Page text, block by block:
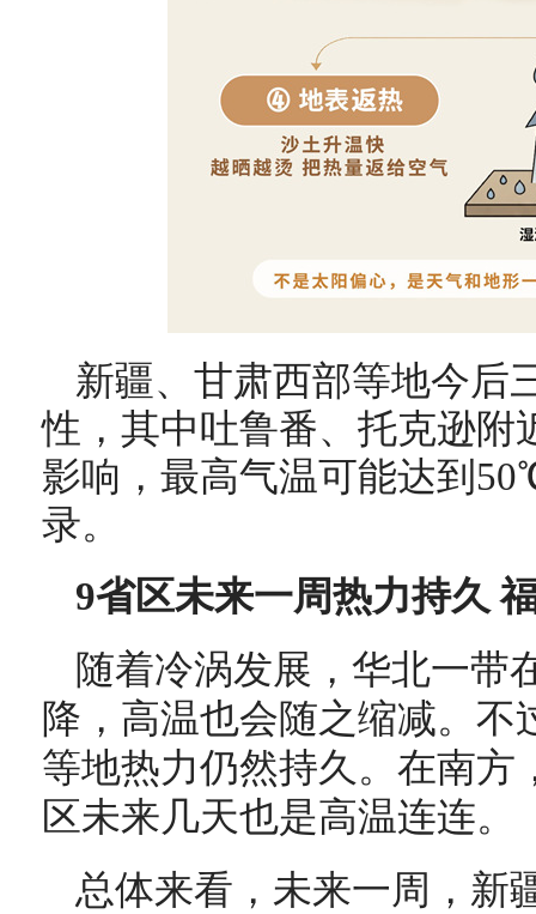
新疆、甘肃西部等地今后
性，其中吐鲁番、托克逊附
影响，最高气温可能达到
录。
9省区未来一周热力持久
随着冷涡发展，华北一带
降，高温也会随之缩减。
等地热力仍然持久。在南方
区未来几天也是高温连连。
总体来看，未来一周，新